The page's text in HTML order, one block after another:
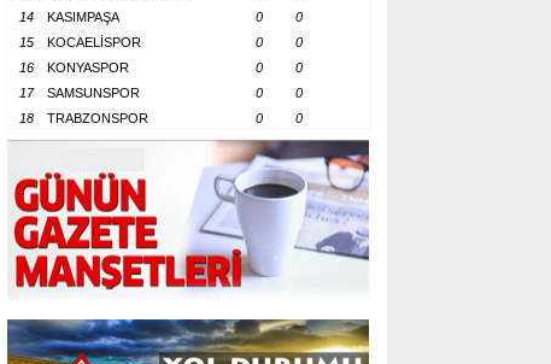
14
KASIMPAŞA 0
0
15
KOCAELİSPOR 0
0
16
KONYASPOR 0
0
17
SAMSUNSPOR 0
0
18
TRABZONSPOR 0 0